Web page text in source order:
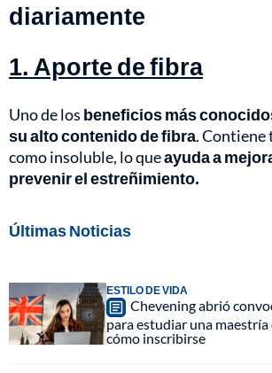
diariamente
1. Aporte de fibra
Uno de los beneficios más
su alto contenido de fibra. Contiene
como insoluble, lo queayuda a
prevenir el estreñimiento.
Últimas Noticias
ESTILO DE VIDA
Chevening abrió
para estudiar una
cómo inscribirse